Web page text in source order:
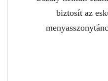
biztosít az